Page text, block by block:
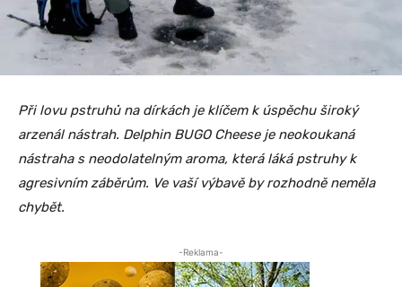
Při lovu pstruhů na dírkách je klíčem k úspěchu široký
arzenál nástrah. Delphin BUGO Cheese je neokoukaná
nástraha s neodolatelným aroma, která láká pstruhy k
agresivním záběrům. Ve vaší výbavě by rozhodně neměla
chybět.
-Reklama-